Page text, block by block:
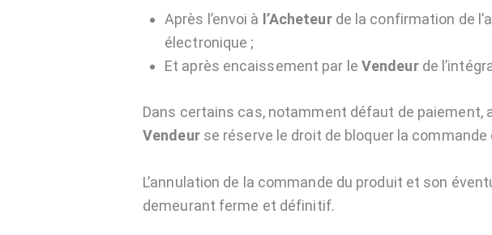
Après l’envoi à l’Acheteurde la confirmation de
électronique ;
Et après encaissement par le Vendeurde
Dans certains cas, notamment défaut de paiement,
Vendeurse réserve le droit de bloquer la commande
L’annulation de la commande du produit et son
demeurant ferme et définitif.